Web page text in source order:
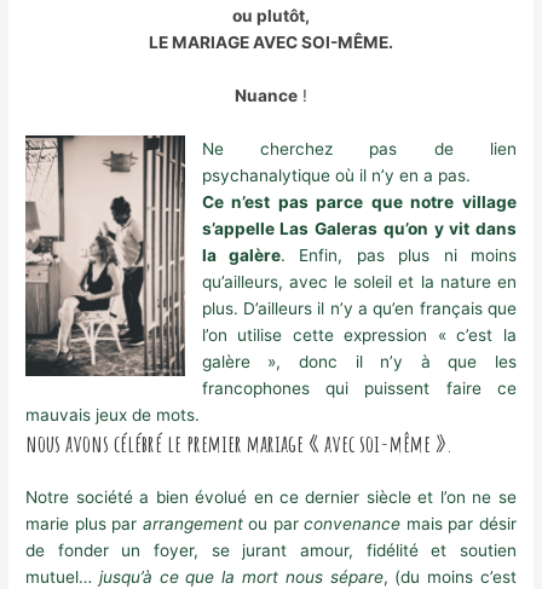
ou plutôt,
LE MARIAGE AVEC SOI-MÊME.
Nuance !
Ne cherchez pas de lien
psychanalytique où il n’y en a pas.
Ce n’est pas parce que notre village
s’appelle Las Galeras qu’on y vit dans
la galère. Enfin, pas plus ni moins
qu’ailleurs, avec le soleil et la nature en
plus. D’ailleurs il n’y a qu’en français que
l’on utilise cette expression « c’est la
galère », donc il n’y à que les
francophones qui puissent faire ce
mauvais jeux de mots.
nous avons célébré le premier mariage « avec soi-même ».
Notre société a bien évolué en ce dernier siècle et l’on ne se
marie plus par arrangementou parconvenance mais par désir
de fonder un foyer, se jurant amour, fidélité et soutien
mutuel… jusqu’à ce que la mort nous sépare, (du moins c’est